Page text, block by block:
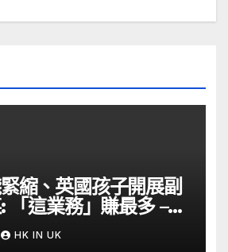
縮、英國孩子開展副
「這業務」賺最多 –
HK IN UK